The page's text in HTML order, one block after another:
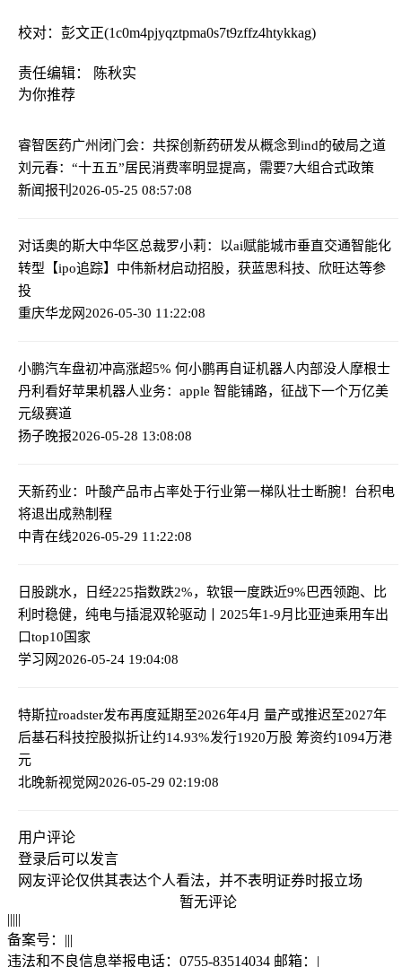
校对：彭文正(1c0m4pjyqztpma0s7t9zffz4htykkag)
责任编辑： 陈秋实
为你推荐
睿智医药广州闭门会：共探创新药研发从概念到ind的破局之道
刘元春：“十五五”居民消费率明显提高，需要7大组合式政策
新闻报刊 2026-05-25 08:57:08
对话奥的斯大中华区总裁罗小莉：以ai赋能城市垂直交通智能化
转型 【ipo追踪】中伟新材启动招股，获蓝思科技、欣旺达等参
投
重庆华龙网2026-05-30 11:22:08
小鹏汽车盘初冲高涨超5% 何小鹏再自证机器人内部没人摩根士
丹利看好苹果机器人业务：apple 智能铺路，征战下一个万亿美
元级赛道
扬子晚报2026-05-28 13:08:08
天新药业：叶酸产品市占率处于行业第一梯队壮士断腕！台积电
将退出成熟制程
中青在线2026-05-29 11:22:08
日股跳水，日经225指数跌2%，软银一度跌近9% 巴西领跑、比
利时稳健，纯电与插混双轮驱动丨2025年1-9月比亚迪乘用车出
口top10国家
学习网2026-05-24 19:04:08
特斯拉roadster发布再度延期至2026年4月 量产或推迟至2027年
后基石科技控股拟折让约14.93%发行1920万股 筹资约1094万港
元
北晚新视觉网2026-05-29 02:19:08
用户评论
登录后可以发言
网友评论仅供其表达个人看法，并不表明证券时报立场
暂无评论
|||||
备案号： |||
违法和不良信息举报电话：0755-83514034 邮箱： |